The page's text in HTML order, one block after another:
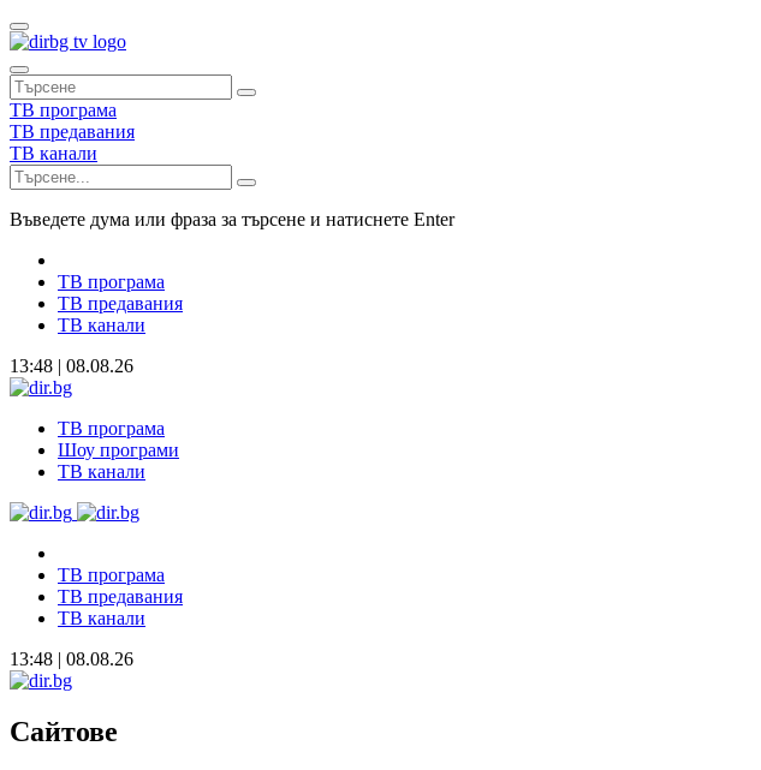
ТВ програма
ТВ предавания
ТВ канали
Въведете дума или фраза за търсене и натиснете Enter
ТВ програма
ТВ предавания
ТВ канали
13:48 | 08.08.26
ТВ програма
Шоу програми
ТВ канали
ТВ програма
ТВ предавания
ТВ канали
13:48 | 08.08.26
Сайтове